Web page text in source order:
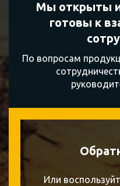
Мы открыты
готовы к
По вопросам
Или